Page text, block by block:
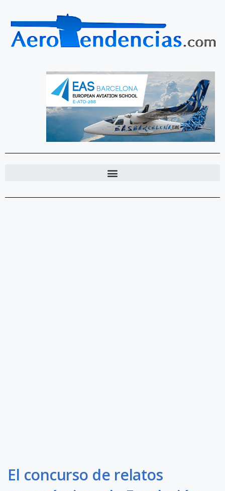
El concurso de relatos